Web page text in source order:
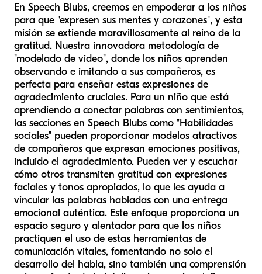
En Speech Blubs, creemos en empoderar a los niños
para que "expresen sus mentes y corazones", y esta
misión se extiende maravillosamente al reino de la
gratitud. Nuestra innovadora metodología de
"modelado de video", donde los niños aprenden
observando e imitando a sus compañeros, es
perfecta para enseñar estas expresiones de
agradecimiento cruciales. Para un niño que está
aprendiendo a conectar palabras con sentimientos,
las secciones en Speech Blubs como "Habilidades
sociales" pueden proporcionar modelos atractivos
de compañeros que expresan emociones positivas,
incluido el agradecimiento. Pueden ver y escuchar
cómo otros transmiten gratitud con expresiones
faciales y tonos apropiados, lo que les ayuda a
vincular las palabras habladas con una entrega
emocional auténtica. Este enfoque proporciona un
espacio seguro y alentador para que los niños
practiquen el uso de estas herramientas de
comunicación vitales, fomentando no solo el
desarrollo del habla, sino también una comprensión